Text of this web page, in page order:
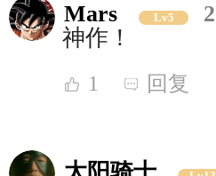
Mars Lv5
神作！
1 回复